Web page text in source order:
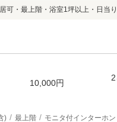
可・最上階・浴室1坪以上・日当
10,000円
) 最上階 モニタ付インターホン